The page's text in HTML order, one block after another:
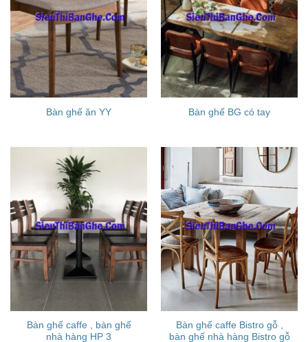
Bàn ghế ăn YY Bàn ghế BG có tay
Bàn ghế caffe , bàn ghế
nhà hàng HP 3
Bàn ghế caffe Bistro gỗ ,
bàn ghế nhà hàng Bistro gỗ